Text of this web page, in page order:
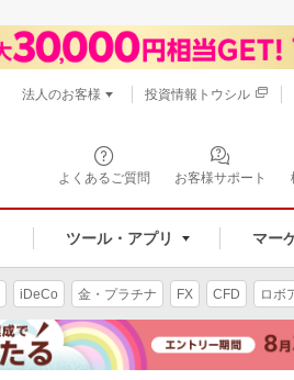
よくあるご質問 お客様サポート
ツール・アプリ マー
法人のお客様 投資情報トウシル
iDeCo 金・プラチナ FX CFD ロボ